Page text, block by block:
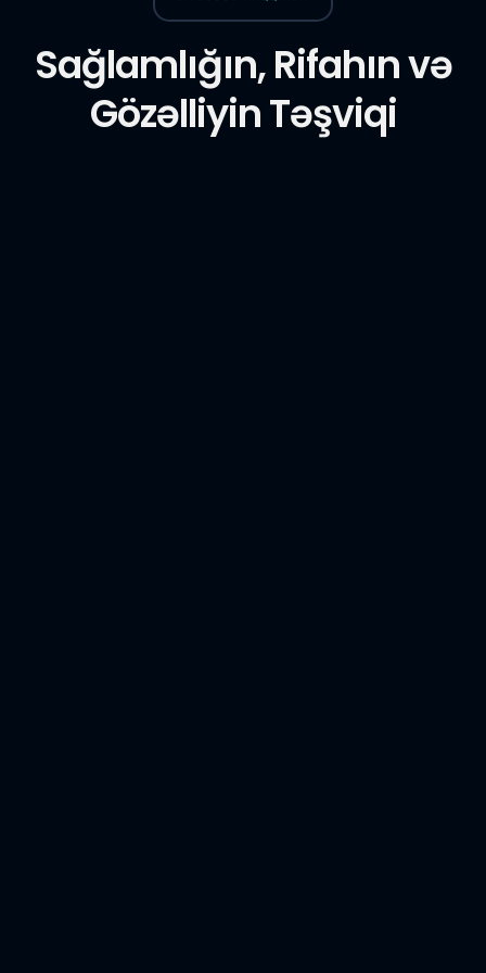
Sağlamlığın, Rifahın və
Gözəlliyin Təşviqi